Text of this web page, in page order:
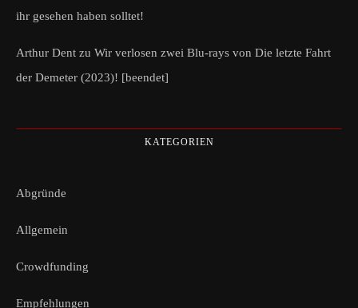
ihr gesehen haben solltet!
Arthur Dent zu Wir verlosen zwei Blu-rays von Die letzte Fahrt
der Demeter (2023)! [beendet]
KATEGORIEN
Abgründe
Allgemein
Crowdfunding
Empfehlungen